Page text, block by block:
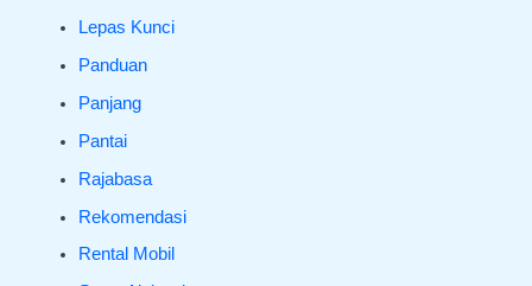
Lepas Kunci
Panduan
Panjang
Pantai
Rajabasa
Rekomendasi
Rental Mobil